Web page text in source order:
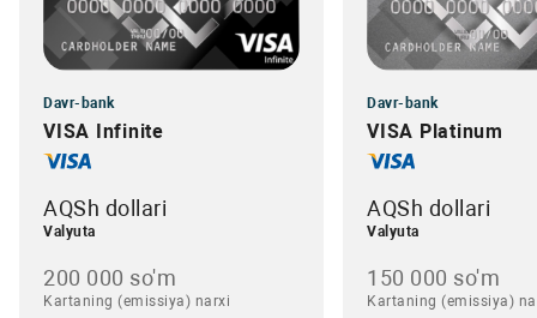
Davr-bank
VISA Infinite
AQSh dollari
Valyuta
200 000 so'm
Kartaning (emissiya) narxi
Davr-bank
VISA Platinum
AQSh dollari
Valyuta
150 000 so'm
Kartaning (emissiya)